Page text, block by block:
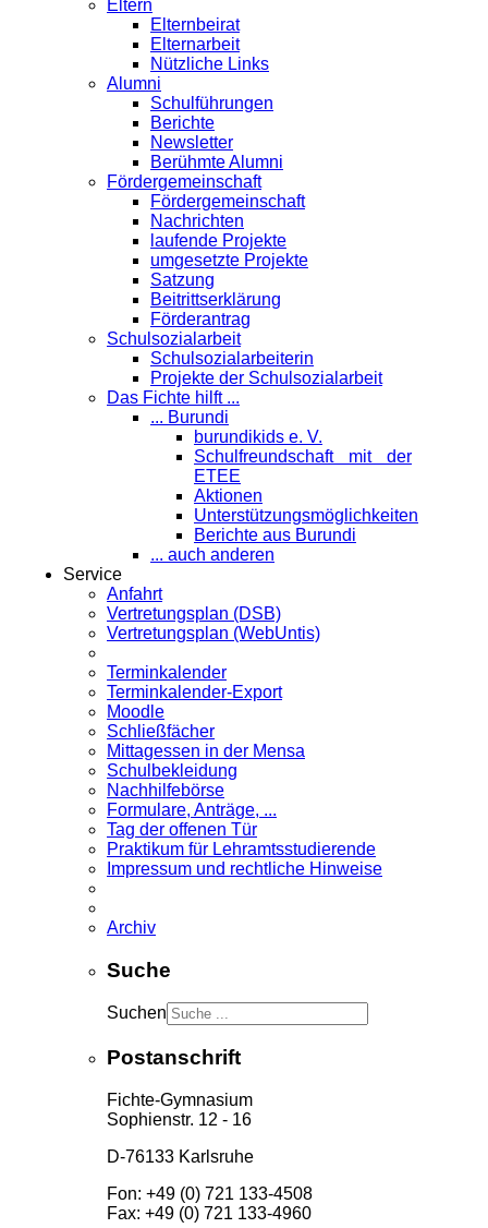
Eltern
Elternbeirat
Elternarbeit
Nützliche Links
Alumni
Schulführungen
Berichte
Newsletter
Berühmte Alumni
Förder­gemeinschaft
Fördergemeinschaft
Nachrichten
laufende Projekte
umgesetzte Projekte
Satzung
Beitrittserklärung
Förderantrag
Schul­sozialarbeit
Schulsozialarbeiterin
Projekte der Schulsozialarbeit
Das Fichte hilft ...
... Burundi
burundikids e. V.
Schulfreundschaft mit der
ETEE
Aktionen
Unterstützungsmöglichkeiten
Berichte aus Burundi
... auch anderen
Service
Anfahrt
Vertretungsplan (DSB)
Vertretungsplan (WebUntis)
Terminkalender
Terminkalender-Export
Moodle
Schließfächer
Mittagessen in der Mensa
Schulbekleidung
Nachhilfebörse
Formulare, Anträge, ...
Tag der offenen Tür
Praktikum für Lehramts­studierende
Impressum und rechtliche Hinweise
Archiv
Suche
Suchen
Postanschrift
Fichte-Gymnasium
Sophienstr. 12 - 16
D-76133 Karlsruhe
Fon: +49 (0) 721 133-4508
Fax: +49 (0) 721 133-4960